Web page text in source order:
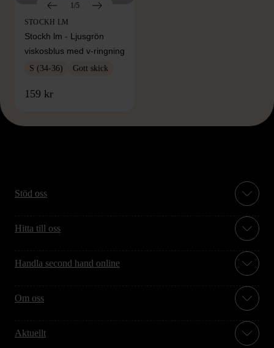
1/5
STOCKH LM
Stockh lm - Ljusgrön
viskosblus med v-ringning
S (34-36) Gott skick
159 kr
Stöd oss
Hitta till oss
Handla second hand online
Om oss
Aktuellt